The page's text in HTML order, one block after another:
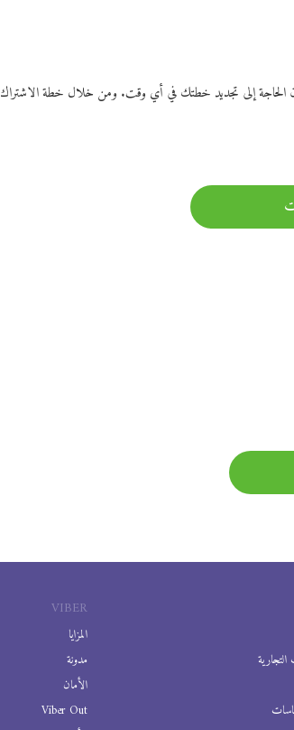
الحاجة إلى تجديد خطتك في أي وقت. ومن خلال خطة الاشتراك
VIBER
المزايا
مدونة
الأمان
Viber Out